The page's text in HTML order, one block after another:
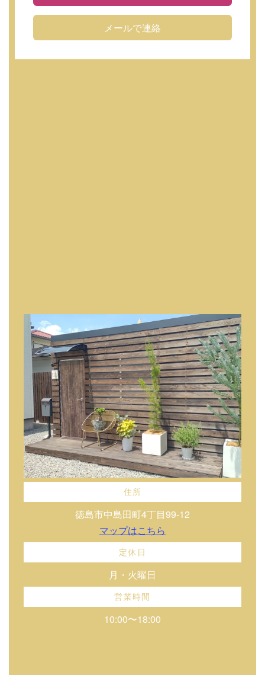
メールで連絡
住所
徳島市中島田町4丁目99-12
マップはこちら
定休日
月・火曜日
営業時間
10:00〜18:00